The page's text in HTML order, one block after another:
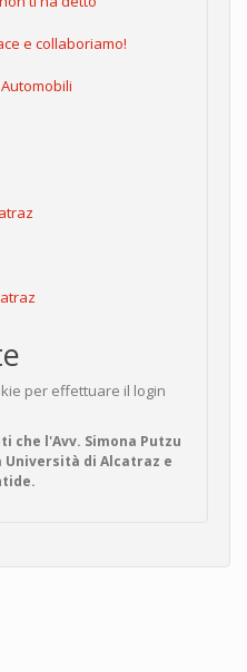
e collaboriamo!
per effettuare il login
che l'Avv. Simona Putzu
Università di Alcatraz e